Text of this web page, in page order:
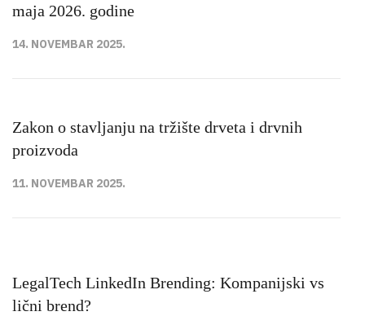
maja 2026. godine
14. NOVEMBAR 2025.
Zakon o stavljanju na tržište drveta i drvnih
proizvoda
11. NOVEMBAR 2025.
LegalTech LinkedIn Brending: Kompanijski vs
lični brend?